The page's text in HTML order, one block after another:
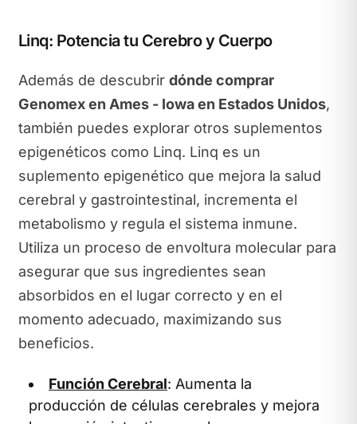
Linq: Potencia tu Cerebro y Cuerpo
Además de descubrir dónde comprar
Genomex en Ames - Iowa en Estados Unidos,
también puedes explorar otros suplementos
epigenéticos como Linq. Linq es un
suplemento epigenético que mejora la salud
cerebral y gastrointestinal, incrementa el
metabolismo y regula el sistema inmune.
Utiliza un proceso de envoltura molecular para
asegurar que sus ingredientes sean
absorbidos en el lugar correcto y en el
momento adecuado, maximizando sus
beneficios.
Función Cerebral: Aumenta la
producción de células cerebrales y mejora